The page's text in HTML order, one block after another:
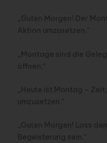
„Guten Morgen! Der
Aktion umzusetzen.“
„Montage sind die
öffnen.“
„Heute ist Montag –
umzusetzen.“
„Guten Morgen! Lass
Begeisterung sein.“